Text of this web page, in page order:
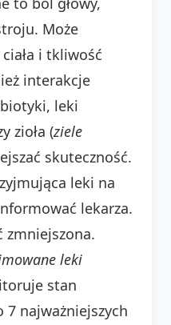
Może
i tkliwość
interakcje
leki
zioła (ziele
skuteczność.
leki na
lekarza.
zmniejszona.
leki
stan
najważniejszych